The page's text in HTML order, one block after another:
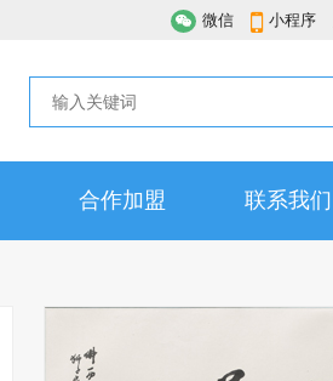
微信 小程序
合作加盟 联系我们